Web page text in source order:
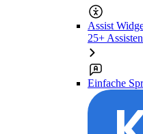
Assist
25+
Einfache